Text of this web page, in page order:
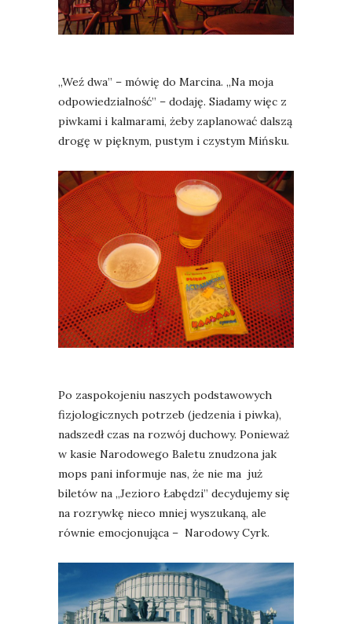
„Weź dwa” – mówię do Marcina. „Na moja
odpowiedzialność” – dodaję. Siadamy więc z
piwkami i kalmarami, żeby zaplanować dalszą
drogę w pięknym, pustym i czystym Mińsku.
Po zaspokojeniu naszych podstawowych
fizjologicznych potrzeb (jedzenia i piwka),
nadszedł czas na rozwój duchowy. Ponieważ
w kasie Narodowego Baletu znudzona jak
mops pani informuje nas, że nie ma już
biletów na „Jezioro Łabędzi” decydujemy się
na rozrywkę nieco mniej wyszukaną, ale
równie emocjonująca – Narodowy Cyrk.